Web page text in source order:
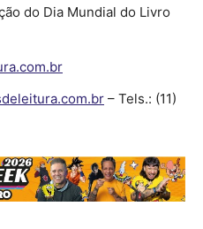
do Dia Mundial do Livro
– Tels.: (11)